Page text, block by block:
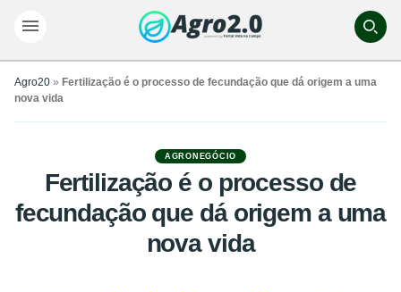
Agro20 » Fertilização é o processo de fecundação que dá origem a uma
nova vida
AGRONEGÓCIO
Fertilização é o processo de
fecundação que dá origem a uma
nova vida